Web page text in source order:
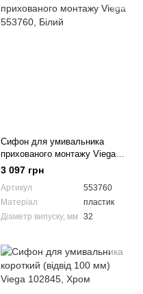
Сифон для умивальника
прихованого монтажу Viega
553760
3 097 грн
Артикул
553760
Матеріал
пластик
Діаметр випуску, мм 32